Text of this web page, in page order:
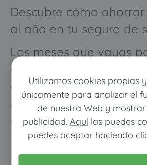
Utilizamos cookies propias
únicamente para analizar el
de nuestra Web y
publicidad. Aquílas puedes
puedes aceptar haciendo
Descubre cómo
al año en tu seguro de
Los meses que vayas
médico pagarás muy
cuando vayas mucho
como con un seguro
normal